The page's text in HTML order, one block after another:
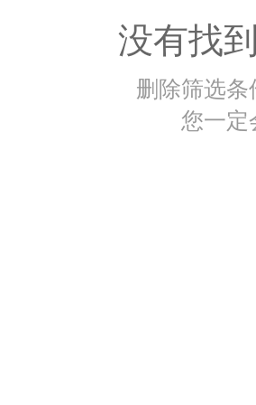
没有找
删除筛选条
您一